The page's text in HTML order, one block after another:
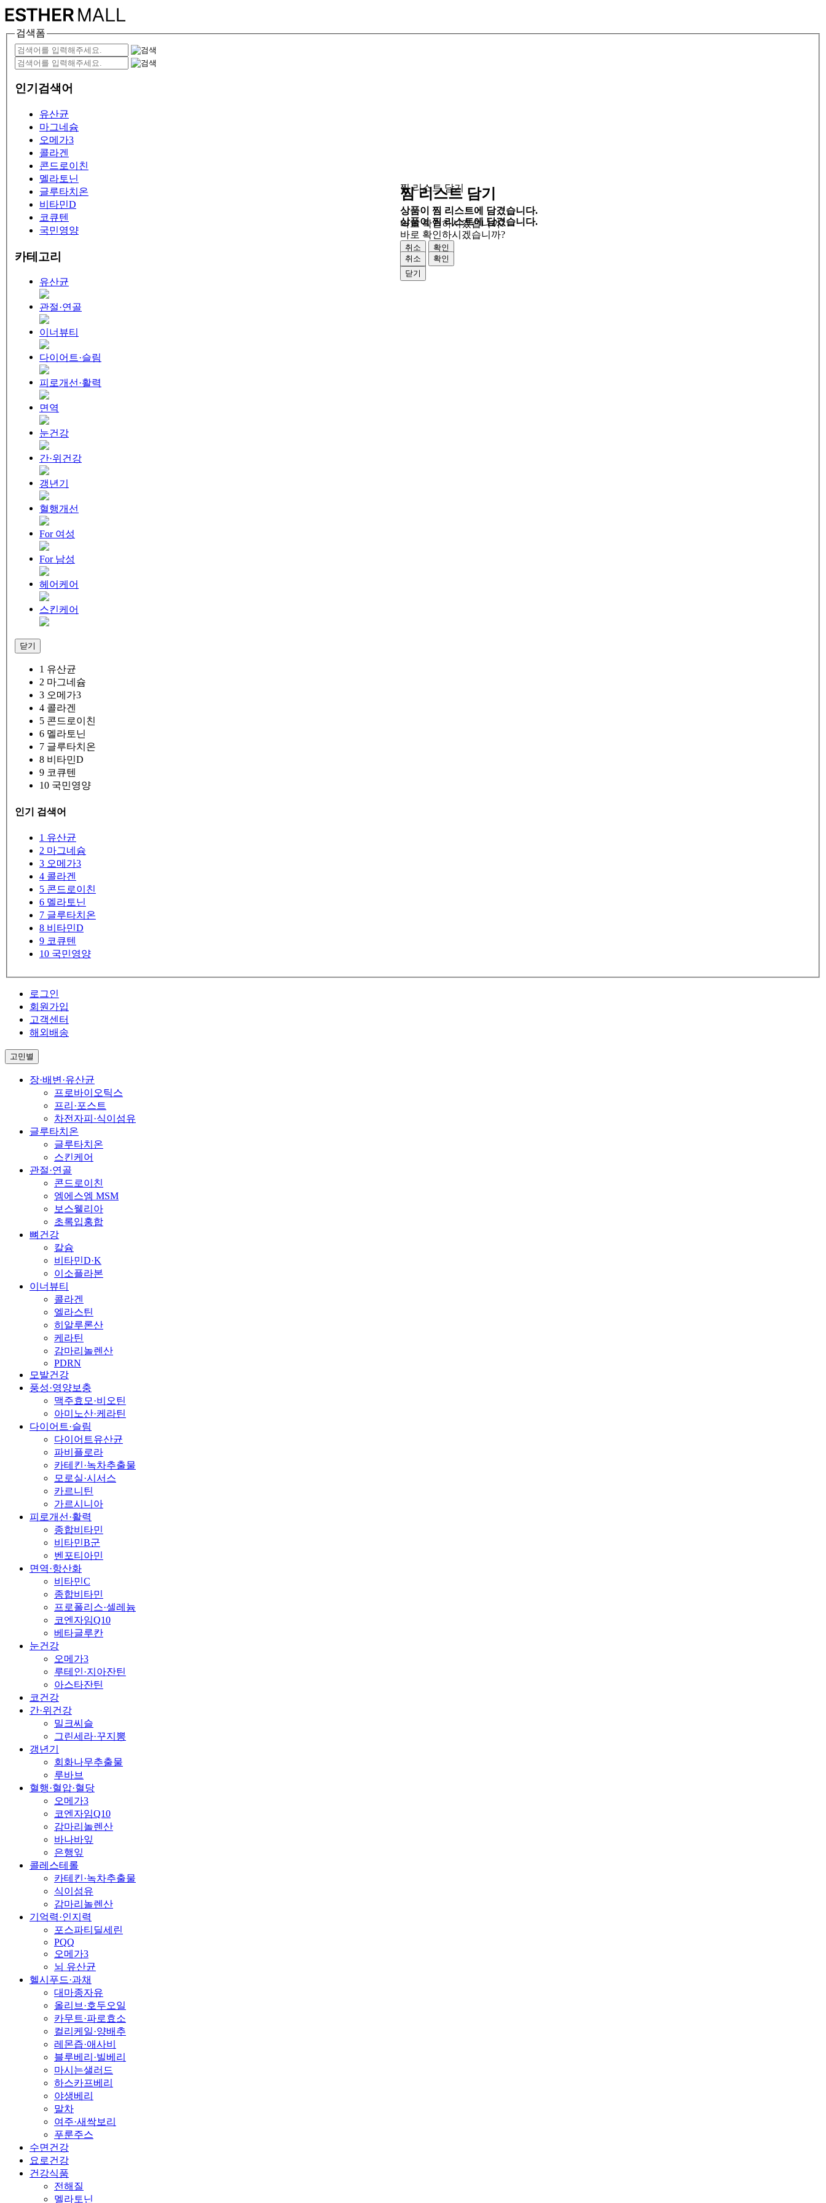
검색폼
인기검색어
유산균
마그네슘
오메가3
콜라겐
콘드로이친
멜라토닌
글루타치온
비타민D
코큐텐
국민영양
카테고리
유산균
관절·연골
이너뷰티
다이어트·슬림
피로개선·활력
면역
눈건강
간·위건강
갱년기
혈행개선
For 여성
For 남성
헤어케어
스킨케어
닫기
1 유산균
2 마그네슘
3 오메가3
4 콜라겐
5 콘드로이친
6 멜라토닌
7 글루타치온
8 비타민D
9 코큐텐
10 국민영양
인기 검색어
1 유산균
2 마그네슘
3 오메가3
4 콜라겐
5 콘드로이친
6 멜라토닌
7 글루타치온
8 비타민D
9 코큐텐
10 국민영양
로그인
회원가입
고객센터
해외배송
고민별
장·배변·유산균
프로바이오틱스
프리·포스트
차전자피·식이섬유
글루타치온
글루타치온
스킨케어
관절·연골
콘드로이친
엠에스엠 MSM
보스웰리아
초록입홍합
뼈건강
칼슘
비타민D·K
이소플라본
이너뷰티
콜라겐
엘라스틴
히알루론산
케라틴
감마리놀렌산
PDRN
모발건강
풍성·영양보충
맥주효모·비오틴
아미노산·케라틴
다이어트·슬림
다이어트유산균
파비플로라
카테킨·녹차추출물
모로실·시서스
카르니틴
가르시니아
피로개선·활력
종합비타민
비타민B군
벤포티아민
면역·항산화
비타민C
종합비타민
프로폴리스·셀레늄
코엔자임Q10
베타글루칸
눈건강
오메가3
루테인·지아잔틴
아스타잔틴
코건강
간·위건강
밀크씨슬
그린세라·꾸지뽕
갱년기
회화나무추출물
루바브
혈행·혈압·혈당
오메가3
코엔자임Q10
감마리놀렌산
바나바잎
은행잎
콜레스테롤
카테킨·녹차추출물
식이섬유
감마리놀렌산
기억력·인지력
포스파티딜세린
PQQ
오메가3
뇌 유산균
헬시푸드·과채
대마종자유
올리브·호두오일
카무트·파로효소
컬리케일·양배추
레몬즙·애사비
블루베리·빌베리
마시는샐러드
하스카프베리
야생베리
말차
여주·새싹보리
푸룬주스
수면건강
요로건강
건강식품
전해질
멜라토닌
찜 리스트 담기
상품이 찜 리스트에 담겼습니다.
바로 확인하시겠습니까?
취소
확인
닫기
찜 리스트 담기
상품이 찜 리스트에 담겼습니다.
바로 확인하시겠습니까?
취소
확인
닫기